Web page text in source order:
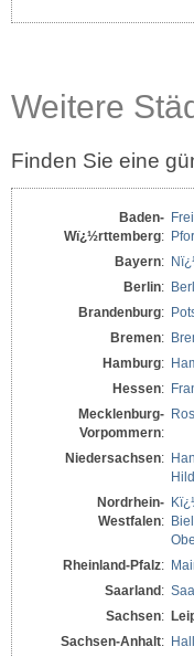
Weitere
Finden Sie eine
Baden-
Wï¿½rttemberg:
Bayern:
Berlin:
Brandenburg:
Bremen:
Hamburg:
Hessen:
Mecklenburg-
Vorpommern:
Niedersachsen:
Nordrhein-
Westfalen:
Rheinland-Pfalz:
Saarland:
Sachsen:
Sachsen-Anhalt: